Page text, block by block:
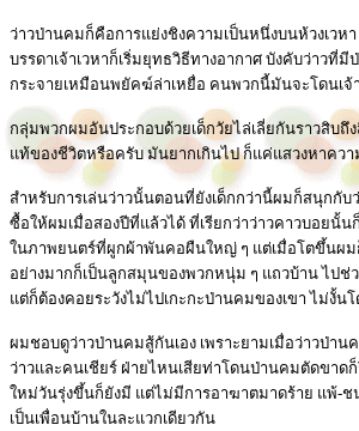
ว่าวป่านคมก็คือการแย่งชิงความเป็นหนึ่งบนห้วงเวห
บรรดาเจ้าเวหาก็เริ่มยุทธวิธีทางอากาศ บังคับว่าว
กระจายเหมือนพยัคฆ์ล่าเหยื่อ คนพวกนี้มันจะโดนเจ้
กลุ่มพวกผมอันประกอบด้วยเด็กวัยไล่เลี่ยกันราวสิบ
แท้ของชีวิตหรือครับ มันยากเกินไป ก็แค่แสวงหาคว
สำหรับการเล่นว่าวนั้นตอนที่ยังเด็กกว่านี้ผมก็สนุกกั
ซื้อให้ผมเมื่อสองปีที่แล้วได้ ที่เรียกว่าว่าวคาวบอยนั้
ในภาพยนตร์ที่ผูกผ้าพันคอผืนใหญ่ ๆ แต่เมื่อโตขึ้นผ
อย่างมากก็เป็นลูกสมุนของพวกหนุ่ม ๆ แถวบ้าน ไปช่
แต่ก็ต้องคอยระวังไม่ไปเกะกะป่านคมของเขา ไม่งั้
ผมชอบดูว่าวป่านคมสู้กันเอง เพราะยามเมื่อว่าวป่า
ว่าวและคนเชียร์ ฝ่ายไหนเสียท่าโดนป่านคมตัดขา
ใหม่วันรุ่งขึ้นก็ยังมี แต่ไม่มีการอาฆาตมาดร้าย แพ้-
เป็นเพื่อนบ้านในละแวกเดียวกัน